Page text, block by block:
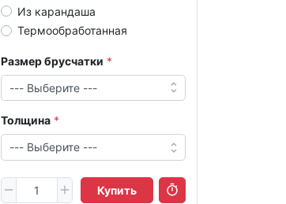
Из карандаша
Термообработанная
Размер брусчатки
Толщина
Купить